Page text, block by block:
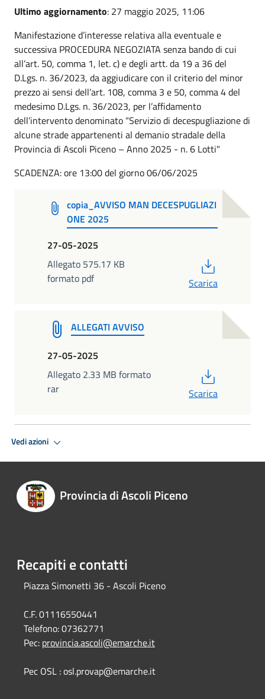
Ultimo aggiornamento: 27 maggio 2025, 11:06
Manifestazione d’interesse relativa alla eventuale e
successiva PROCEDURA NEGOZIATA senza bando di cui
all’art. 50, comma 1, let. c) e degli artt. da 19 a 36 del
D.Lgs. n. 36/2023, da aggiudicare con il criterio del minor
prezzo ai sensi dell’art. 108, comma 3 e 50, comma 4 del
medesimo D.Lgs. n. 36/2023, per l’affidamento
dell’intervento denominato “Servizio di decespugliazione di
alcune strade appartenenti al demanio stradale della
Provincia di Ascoli Piceno – Anno 2025 - n. 6 Lotti"
SCADENZA: ore 13:00 del giorno 06/06/2025
copia_AVVISO MAN DECESPUGLIAZI
ONE 2025
27-05-2025
Allegato 575.17 KB
formato pdf
Scarica
ALLEGATI AVVISO
27-05-2025
Allegato 2.33 MB formato
rar
Scarica
Vedi azioni
Provincia di Ascoli Piceno
Recapiti e contatti
Piazza Simonetti 36 - Ascoli Piceno
C.F. 01116550441
Telefono:07362771
Pec: provincia.ascoli@emarche.it
Pec OSL : osl.provap@emarche.it